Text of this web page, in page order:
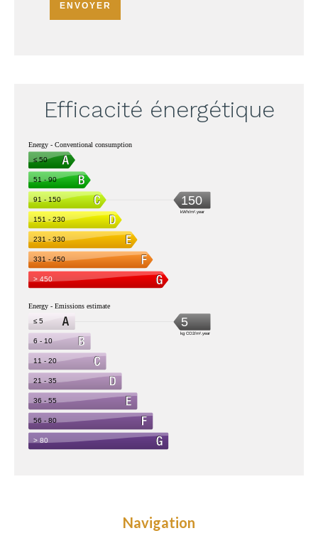
ENVOYER
Efficacité énergétique
Navigation